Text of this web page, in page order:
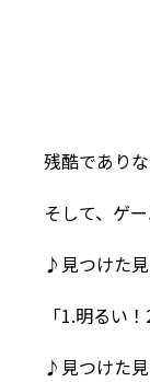
残酷でありな
そして、ゲー
♪見つけた見
「1.明るい！
♪見つけた見